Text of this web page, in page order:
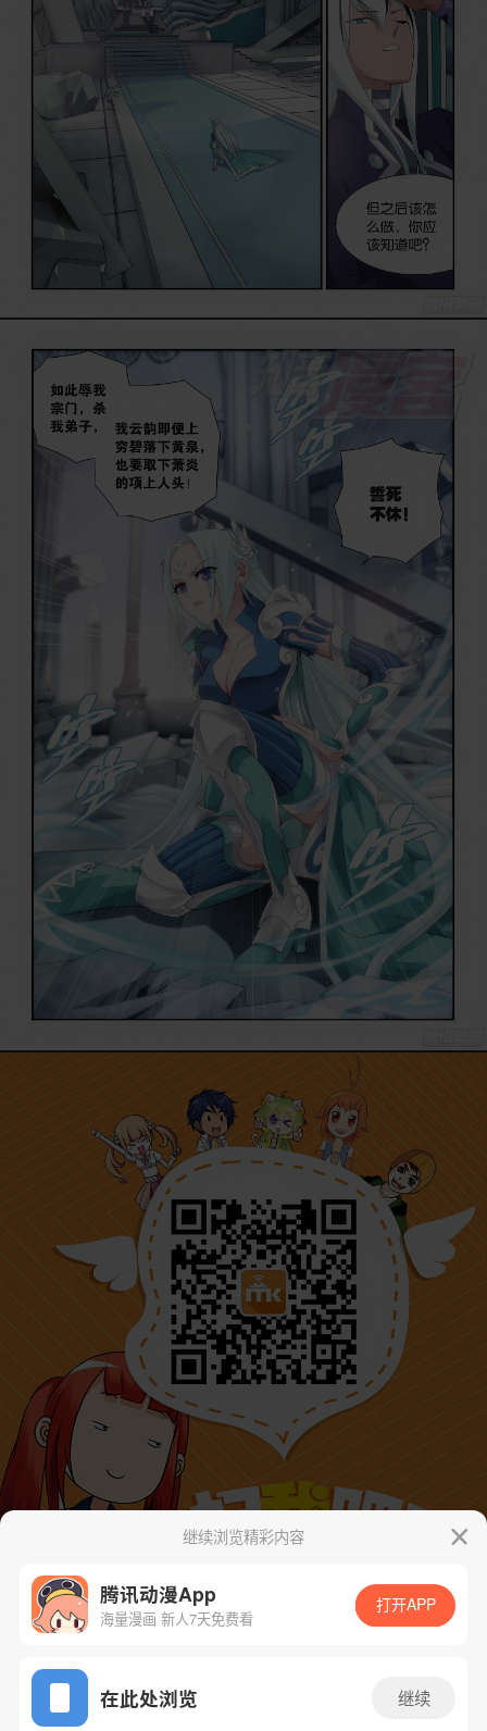
App免费看
下一话
继续浏览精彩内容
腾讯动漫App
海量漫画 新人7天免费看
打开APP
在此处浏览 继续